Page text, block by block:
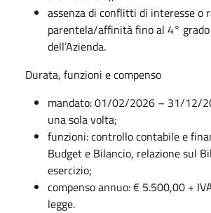
assenza di conflitti di interesse o
parentela/affinità fino al 4°
dell’Azienda.
Durata, funzioni e compenso
mandato: 01/02/2026 – 31/12/
una sola volta;
funzioni: controllo contabile e
Budget e Bilancio, relazione sul
esercizio;
compenso annuo: € 5.500,00 +
legge.